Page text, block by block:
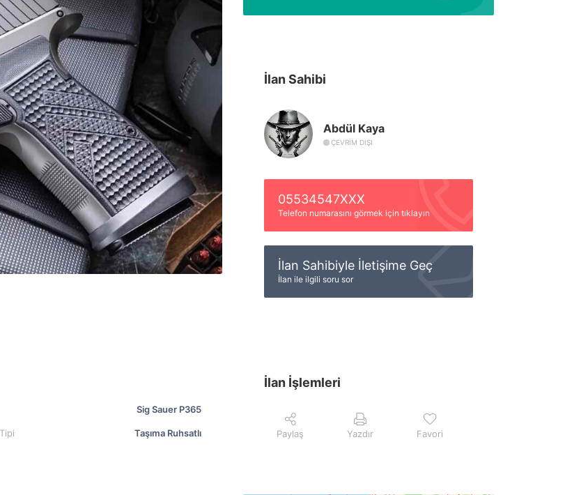
Sig Sauer P365
Taşıma Ruhsatlı
İlan Sahibi
Abdül Kaya
ÇEVRIM DIŞI
05534547XXX
Telefon numarasını görmek için tıklayın
İlan Sahibiyle İletişime Geç
İlan ile ilgili soru sor
İlan İşlemleri
Paylaş Yazdır Favori